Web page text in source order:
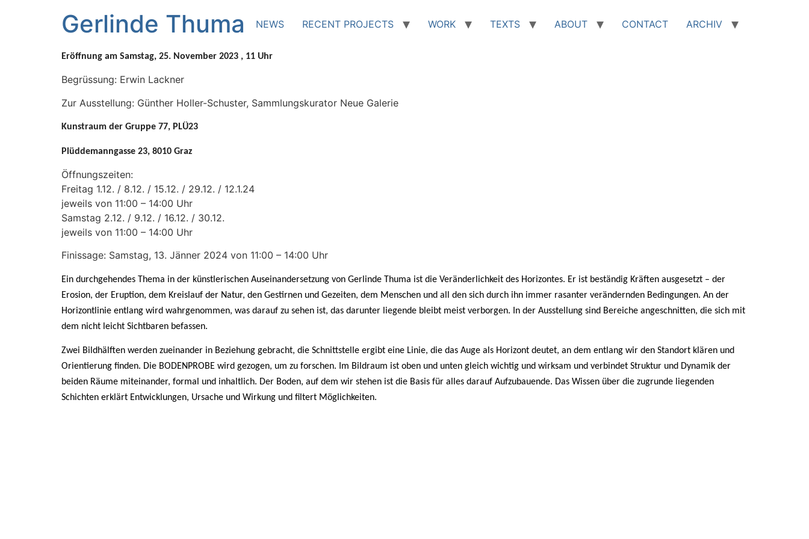
Gerlinde Thuma NEWS RECENT PROJECTS WORK TEXTS ABOUT CONTACT ARCHIV
Eröffnung am Samstag, 25. November 2023 , 11 Uhr
Begrüssung: Erwin Lackner
Zur Ausstellung: Günther Holler-Schuster, Sammlungskurator Neue Galerie
Kunstraum der Gruppe 77, PLÜ23
Plüddemanngasse 23, 8010 Graz
Öffnungszeiten:
Freitag 1.12. / 8.12. / 15.12. / 29.12. / 12.1.24
jeweils von 11:00 – 14:00 Uhr
Samstag 2.12. / 9.12. / 16.12. / 30.12.
jeweils von 11:00 – 14:00 Uhr
Finissage: Samstag, 13. Jänner 2024 von 11:00 – 14:00 Uhr
Ein durchgehendes Thema in der künstlerischen Auseinandersetzung von Gerlinde Thuma ist die Veränderlichkeit des Horizontes. Er ist beständig Kräften ausgesetzt – der
Erosion, der Eruption, dem Kreislauf der Natur, den Gestirnen und Gezeiten, dem Menschen und all den sich durch ihn immer rasanter verändernden Bedingungen. An der
Horizontlinie entlang wird wahrgenommen, was darauf zu sehen ist, das darunter liegende bleibt meist verborgen. In der Ausstellung sind Bereiche angeschnitten, die sich mit
dem nicht leicht Sichtbaren befassen.
Zwei Bildhälften werden zueinander in Beziehung gebracht, die Schnittstelle ergibt eine Linie, die das Auge als Horizont deutet, an dem entlang wir den Standort klären und
Orientierung finden. Die BODENPROBE wird gezogen, um zu forschen. Im Bildraum ist oben und unten gleich wichtig und wirksam und verbindet Struktur und Dynamik der
beiden Räume miteinander, formal und inhaltlich. Der Boden, auf dem wir stehen ist die Basis für alles darauf Aufzubauende. Das Wissen über die zugrunde liegenden
Schichten erklärt Entwicklungen, Ursache und Wirkung und filtert Möglichkeiten.